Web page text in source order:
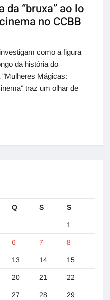
“bruxa” ao lo
no CCBB
como a figura
da história do
Mágicas:
traz um olhar de
Q S S
1
6 7 8
13 14 15
20 21 22
27 28 29